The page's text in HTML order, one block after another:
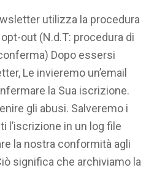
utilizza la procedura
out (N.d.T: procedura di
Dopo essersi
Le invieremo un’email
la Sua iscrizione.
gli abusi. Salveremo i
l’iscrizione in un log file
la nostra conformità agli
significa che archiviamo la